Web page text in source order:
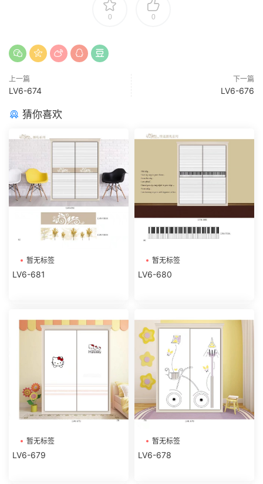
0 0
上一篇
LV6-674
下一篇
LV6-676
猜你喜欢
暂无标签
LV6-681
暂无标签
LV6-680
暂无标签
LV6-679
暂无标签
LV6-678